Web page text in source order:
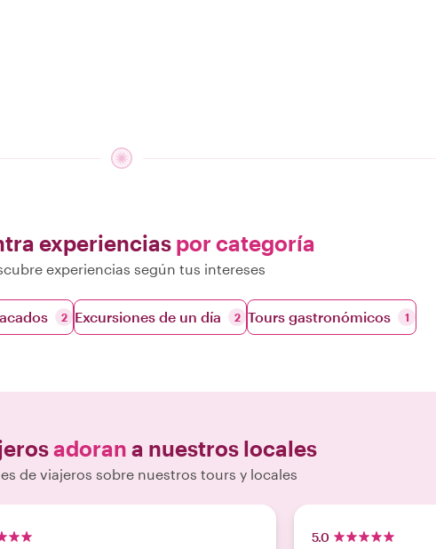
experiencias por categoría
experiencias según tus intereses
2 Excursiones de un día 2 Tours gastronómicos 1
adoran a nuestros locales
de viajeros sobre nuestros tours y locales
5.0